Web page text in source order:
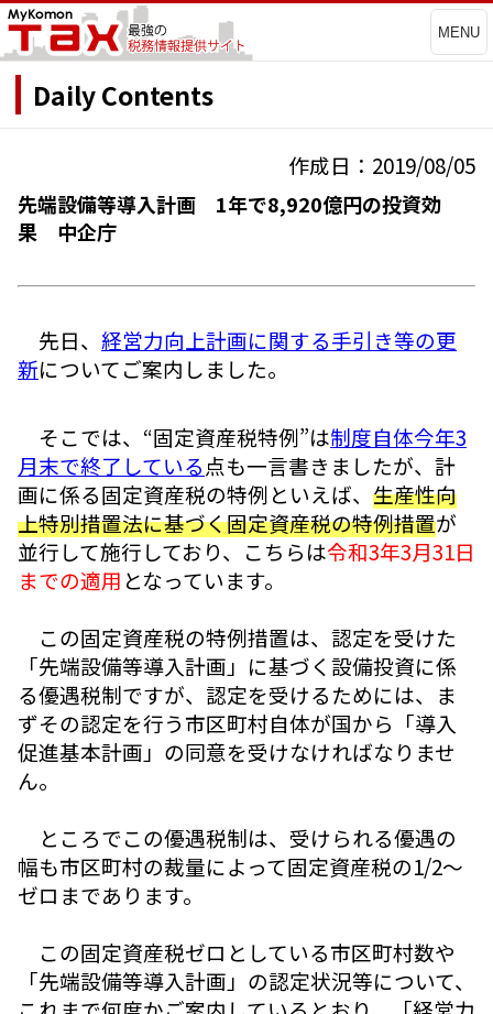
MENU
Daily Contents
作成日：2019/08/05
先端設備等導入計画 1年で8,920億円の投資効
果 中企庁
先日、 経営力向上計画に関する手引き等の更
新についてご案内しました。
そこでは、“固定資産税特例”は制度自体今年3
月末で終了している点も一言書きましたが、計
画に係る固定資産税の特例といえば、 生産性向
上特別措置法に基づく固定資産税の特例措置が
並行して施行しており、こちらは令和3年3月31日
までの適用 となっています。
この固定資産税の特例措置は、認定を受けた
「先端設備等導入計画」に基づく設備投資に係
る優遇税制ですが、認定を受けるためには、ま
ずその認定を行う市区町村自体が国から「導入
促進基本計画」の同意を受けなければなりませ
ん。
ところでこの優遇税制は、受けられる優遇の
幅も市区町村の裁量によって固定資産税の1/2～
ゼロまであります。
この固定資産税ゼロとしている市区町村数や
「先端設備等導入計画」の認定状況等について、